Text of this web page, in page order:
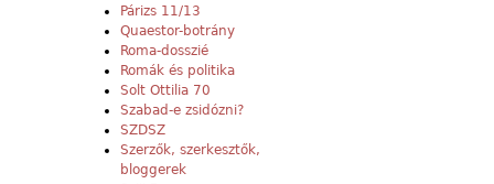
Párizs 11/13
Quaestor-botrány
Roma-dosszié
Romák és politika
Solt Ottilia 70
Szabad-e zsidózni?
SZDSZ
Szerzők, szerkesztők,
bloggerek